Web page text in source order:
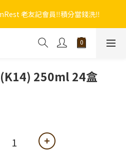
老友記會員‼️積分當錢洗‼️
老友記會員‼️積分當錢洗‼️
~(銀行轉帳／FPS)為付款方式，滿
紫蘇雞皮蝦（6串）價值$288‼️
老友記會員‼️積分當錢洗‼️
250ml 24盒